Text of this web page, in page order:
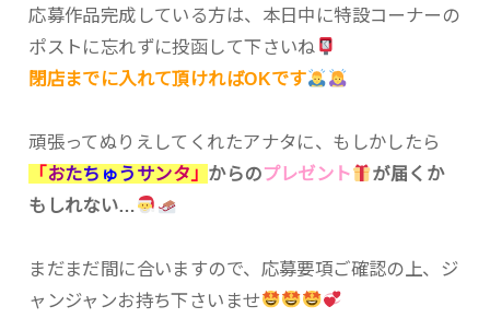
応募作品完成している方は、本日中に特設コーナーの
ポストに忘れずに投函して下さいね
閉店までに入れて頂ければOKです
頑張ってぬりえしてくれたアナタに、もしかしたら
「おたち ゅう サンタ 」 からのプレゼント
が届くか
もしれない…
まだまだ間に合いますので、応募要項ご確認の上、ジ
ャンジャンお持ち下さいませ